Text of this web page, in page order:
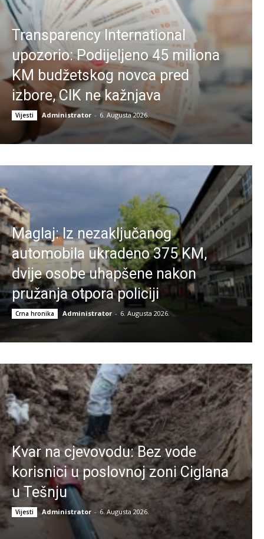
Transparency International
upozorio: Podijeljeno 45 miliona
KM budžetskog novca pred
izbore, CIK ne kažnjava
Vijesti Administrator - 6. Augusta 2026.
Maglaj: Iz nezaključanog
automobila ukradeno 375 KM,
dvije osobe uhapšene nakon
pružanja otpora policiji
Crna hronika Administrator - 6. Augusta 2026.
Kvar na cjevovodu: Bez vode
korisnici u poslovnoj zoni Ciglana
u Tešnju
Vijesti Administrator - 6. Augusta 2026.